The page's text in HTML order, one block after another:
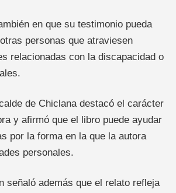
en que su testimonio pueda
personas que atraviesen
relacionadas con la discapacidad o
de Chiclana destacó el carácter
y afirmó que el libro puede ayudar
por la forma en la que la autora
personales.
señaló además que el relato refleja